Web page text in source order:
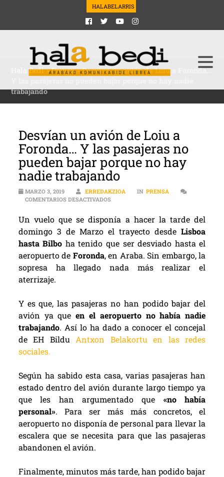
HALABELARRIS
Hala Bedi>Prensa>Desvían un avión de Loiu a Foronda…
trabajando
Desvían un avión de Loiu a
Foronda… Y las pasajeras no
pueden bajar porque no hay
nadie trabajando
MARZO 3, 2019 ERREDAKZIOA IN PRENSA
COMENTARIOS DESACTIVADOSEN DESVÍAN UN AVIÓN DE LOIU A
Un vuelo que se disponía a hacer la tarde del
domingo 3 de Marzo el trayecto desdeLisboa
hasta Bilbo ha tenido que ser desviado hasta el
aeropuerto de Foronda, en Araba. Sin embargo, la
sopresa ha llegado nada más realizar el
aterrizaje.
Y es que, las pasajeras no han podido bajar del
avión ya queen el aeropuerto no había nadie
trabajando. Así lo ha dado a conocer el concejal
de EH Bildu Antxon Belakortu en las redes
sociales.
Según ha sabido esta casa, varias pasajeras han
estado dentro del avión durante largo tiempo ya
que les han argumentado que «no había
personal». Para ser más más concretos, el
aeropuerto no disponía de personal para llevar la
escalera que se necesita para que las pasajeras
abandonen el avión.
Finalmente, minutos más tarde, han podido bajar